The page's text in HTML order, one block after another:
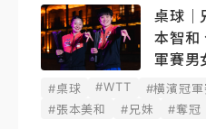
桌球｜
本智和
軍賽男
#桌球 #WTT #橫濱冠軍
#張本美和
#兄妹 #奪冠